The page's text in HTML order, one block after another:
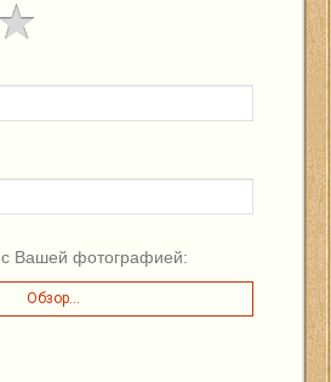
Вашей фотографией:
Обзор...